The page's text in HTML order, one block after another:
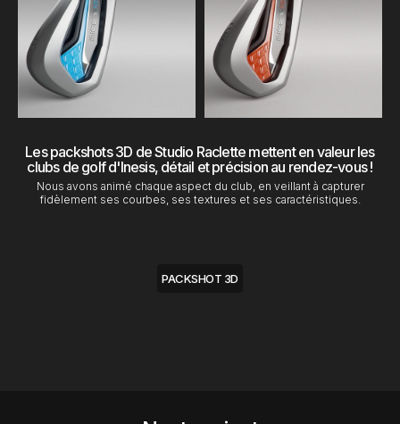
Les packshots 3D de Studio Raclette mettent en valeur les
clubs de golf d'Inesis, détail et précision au rendez-vous !
Nous avons animé chaque aspect du club, en veillant à capturer
fidèlement ses courbes, ses textures et ses caractéristiques.
PACKSHOT 3D